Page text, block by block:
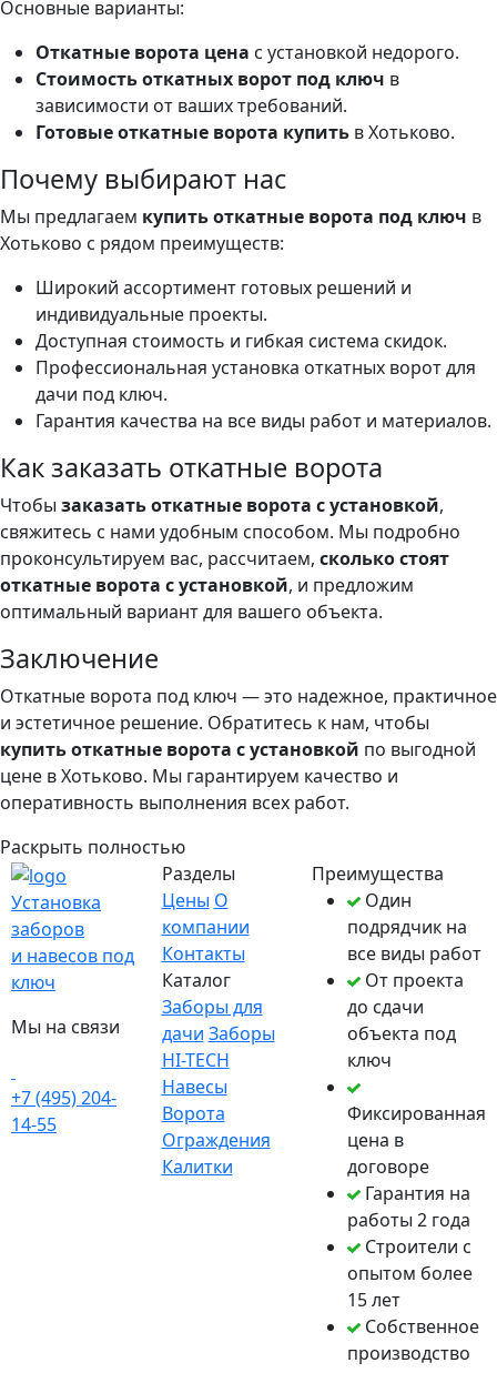
Основные варианты:
Откатные ворота цена с установкой недорого.
Стоимость откатных ворот под ключ в
зависимости от ваших требований.
Готовые откатные ворота купить в Хотьково.
Почему выбирают нас
Мы предлагаем купить откатные ворота под ключ в
Хотьково с рядом преимуществ:
Широкий ассортимент готовых решений и
индивидуальные проекты.
Доступная стоимость и гибкая система скидок.
Профессиональная установка откатных ворот для
дачи под ключ.
Гарантия качества на все виды работ и материалов.
Как заказать откатные ворота
Чтобы заказать откатные ворота с установкой,
свяжитесь с нами удобным способом. Мы подробно
проконсультируем вас, рассчитаем, сколько стоят
откатные ворота с установкой, и предложим
оптимальный вариант для вашего объекта.
Заключение
Откатные ворота под ключ — это надежное, практичное
и эстетичное решение. Обратитесь к нам, чтобы
купить откатные ворота с установкой по выгодной
цене в Хотьково. Мы гарантируем качество и
оперативность выполнения всех работ.
Раскрыть полностью
Установка
заборов
и навесов под
ключ
Мы на связи
+7 (495) 204-
14-55
Разделы
Цены О
компании
Контакты
Каталог
Заборы для
дачи Заборы
HI-TECH
Навесы
Ворота
Ограждения
Калитки
Преимущества
Один
подрядчик на
все виды работ
От проекта
до сдачи
объекта под
ключ
Фиксированная
цена в
договоре
Гарантия на
работы 2 года
Строители с
опытом более
15 лет
Собственное
производство